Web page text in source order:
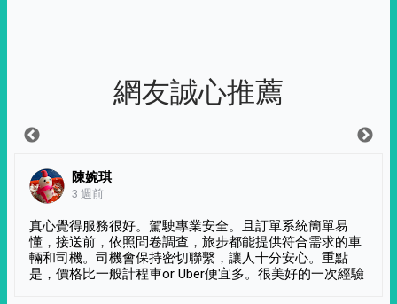
網友誠心推薦
陳婉琪
3 週前
真心覺得服務很好。駕駛專業安全。且訂單系統簡單易
懂，接送前，依照問卷調查，旅步都能提供符合需求的車
輛和司機。司機會保持密切聯繫，讓人十分安心。重點
是，價格比一般計程車or Uber便宜多。很美好的一次經驗